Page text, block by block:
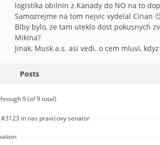
logistika obilnin z Kanady do NO na to
Samozrejme na tom nejvic vydelal Cinan
Blby bylo, ze tam uteklo dost pokusnych
Mikina?
Jinak, Musk a.s. asi vedi. o cem mluvi,
Posts
9 (of 9 total)
#3123 in nas pravicovy senator